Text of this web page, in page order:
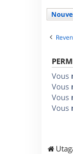
Vous
Vous
Vous
Vous